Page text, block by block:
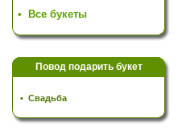
• Все букеты
Повод подарить букет
• Свадьба